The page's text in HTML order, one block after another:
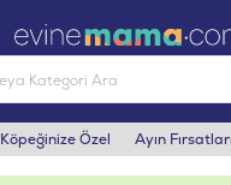
Köpeğinize Özel Ayın Fırsatları